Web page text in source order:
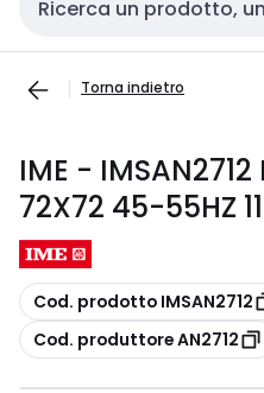
Cerca input
Torna indietro
IME - IMSAN2712
72X72 45-55HZ
copia
Cod. prodotto IMSAN2712
copia
Cod. produttore AN2712